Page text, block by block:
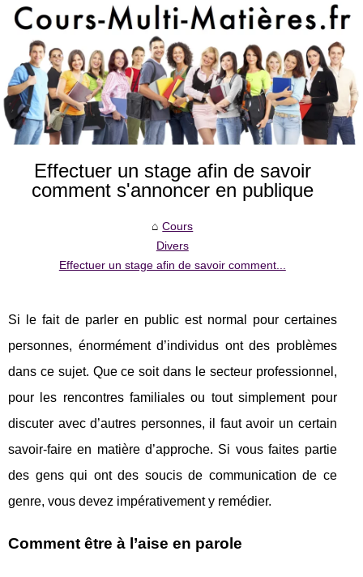
Effectuer un stage afin de savoir
comment s'annoncer en publique
Cours
Divers
Effectuer un stage afin de savoir comment...
Si le fait de parler en public est normal pour certaines
personnes, énormément d’individus ont des problèmes
dans ce sujet. Que ce soit dans le secteur professionnel,
pour les rencontres familiales ou tout simplement pour
discuter avec d’autres personnes, il faut avoir un certain
savoir-faire en matière d’approche. Si vous faites partie
des gens qui ont des soucis de communication de ce
genre, vous devez impérativement y remédier.
Comment être à l’aise en parole